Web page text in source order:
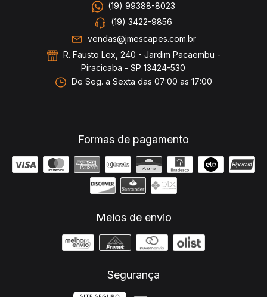
(19) 99388-8023
(19) 3422-9856
vendas@jmescapes.com.br
R. Fausto Lex, 240 - Jardim Pacaembu -
Piracicaba - SP 13424-530
De Seg. a Sexta das 07:00 as 17:00
Formas de pagamento
Meios de envio
Segurança